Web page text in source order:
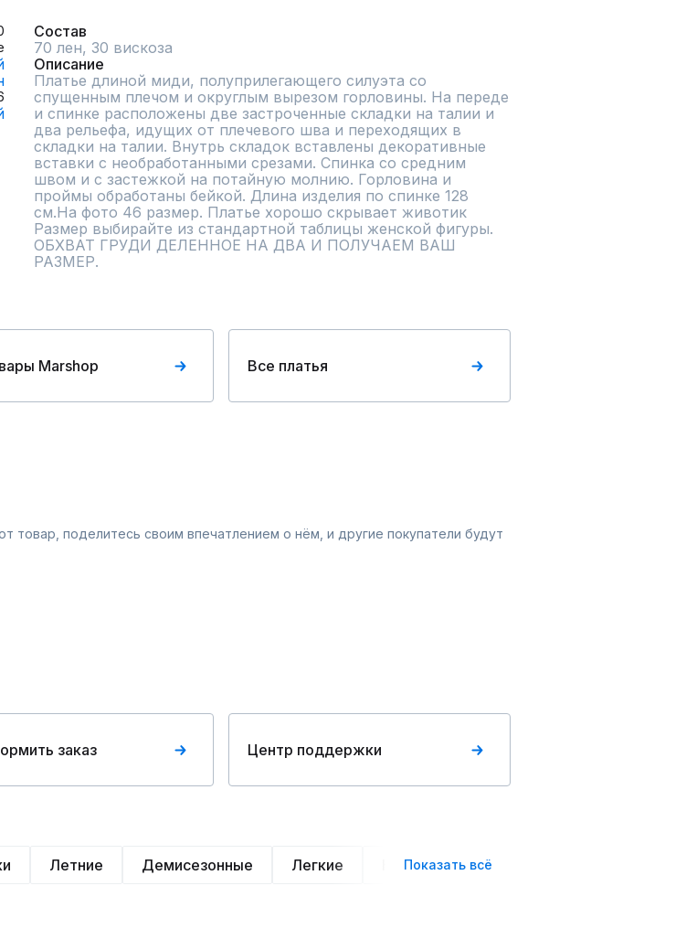
Состав
70 лен, 30 вискоза
Описание
Платье длиной миди, полуприлегающего силуэта со
спущенным плечом и округлым вырезом горловины. На переде
и спинке расположены две застроченные складки на талии и
два рельефа, идущих от плечевого шва и переходящих в
складки на талии. Внутрь складок вставлены декоративные
вставки с необработанными срезами. Спинка со средним
швом и с застежкой на потайную молнию. Горловина и
проймы обработаны бейкой. Длина изделия по спинке 128
см.На фото 46 размер. Платье хорошо скрывает животик
Размер выбирайте из стандартной таблицы женской фигуры.
ОБХВАТ ГРУДИ ДЕЛЕННОЕ НА ДВА И ПОЛУЧАЕМ ВАШ
РАЗМЕР.
Marshop Все платья
товар, поделитесь своим впечатлением о нём, и другие покупатели будут
заказ Центр поддержки
Летние Демисезонные Легкие Нарядные
Показать всё